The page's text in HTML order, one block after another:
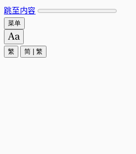
跳至内容
菜单
繁 简 繁